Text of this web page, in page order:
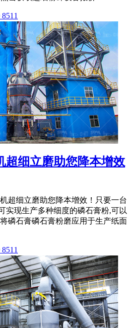
超细立磨助您降本增效
超细立磨助您降本增效！只要一台
实现生产多种细度的磷石膏粉,可以
磷石膏磷石膏粉磨应用于生产纸面